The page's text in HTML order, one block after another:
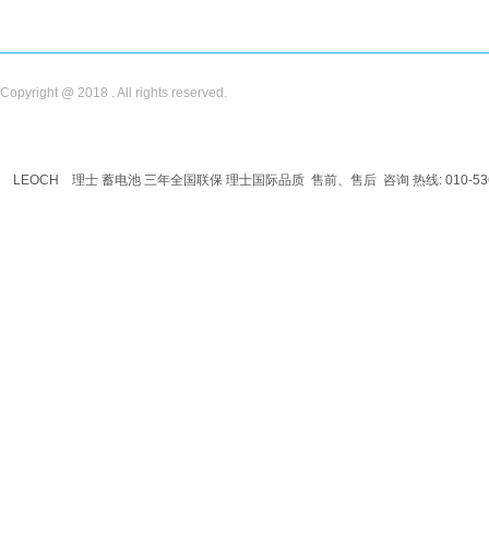
Copyright @ 2018 . All rights reserved.
LEOCH理士 蓄电池 三年全国联保 理士国际品质 售前、售后 咨询 热线: 010-